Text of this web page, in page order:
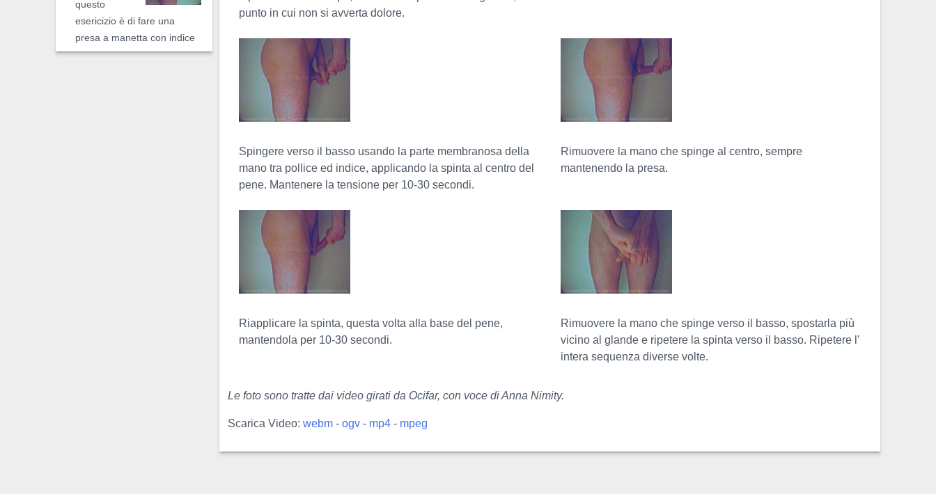
questo
esericizio è di fare una
presa a manetta con indice
e pollice alla base del pene
punto in cui non si avverta dolore.
Spingere verso il basso usando la parte membranosa della
mano tra pollice ed indice, applicando la spinta al centro del
pene. Mantenere la tensione per 10-30 secondi.
Rimuovere la mano che spinge al centro, sempre
mantenendo la presa.
Riapplicare la spinta, questa volta alla base del pene,
mantendola per 10-30 secondi.
Rimuovere la mano che spinge verso il basso, spostarla più
vicino al glande e ripetere la spinta verso il basso. Ripetere l'
intera sequenza diverse volte.
Le foto sono tratte dai video girati da Ocifar, con voce di Anna Nimity.
Scarica Video:webm -ogv - mp4 - mpeg